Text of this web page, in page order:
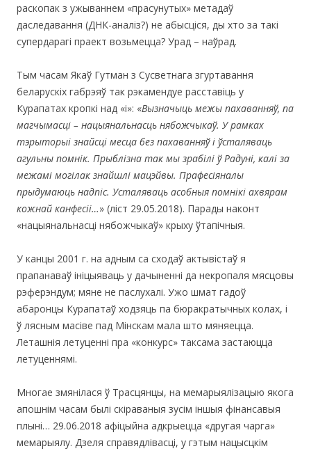
раскопак з ужываннем «прасунутых» метадаў
даследавання (ДНК-аналіз?) не абысціся, ды хто за такі
супердарагі праект возьмецца? Урад – наўрад.
Тым часам Якаў Гутман з Сусветнага згуртавання
беларускіх габрэяў так рэкамендуе расставіць у
Курапатах кропкі над «і»: «Вызначыць межы пахаванняў, па
магчымасці – нацыянальнасць нябожчыкаў. У рамках
тэрыторыі знайсці месца без пахаванняў і ўсталяваць
агульны помнік. Прыблізна так мы зрабілі ў Радуні, калі за
межамі могілак знайшлі мацэйвы. Прафесіяналы
прыдумаюць надпіс. Усталяваць асобныя помнікі ахвярам
кожнай канфесіі…» (ліст 29.05.2018). Парады наконт
«нацыянальнасці нябожчыкаў» крыху ўтапічныя.
У канцы 2001 г. на адным са сходаў актывістаў я
прапанаваў ініцыяваць у дачыненні да некропаля мясцовы
рэферэндум; мяне не паслухалі. Ужо шмат гадоў
абаронцы Курапатаў ходзяць па бюракратычных колах, і
ў лясным масіве пад Мінскам мала што мяняецца.
Леташнія летуценні пра «конкурс» таксама застаюцца
летуценнямі.
Многае змянілася ў Трасцянцы, на мемарыялізацыю якога
апошнім часам былі скіраваныя зусім іншыя фінансавыя
плыні… 29.06.2018 афіцыйна адкрыецца «другая чарга»
мемарыялу. Дзеля справядлівасці, у гэтым нацысцкім